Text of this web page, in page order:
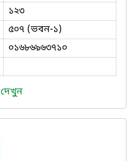
১২৩
৫০৭ (ভবন-১)
০১৬৮৬৯৬৩৭১০
দেখুন